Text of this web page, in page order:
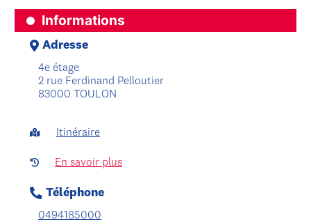
Informations
Adresse
4e étage
2 rue Ferdinand Pelloutier
83000 TOULON
Itinéraire
En savoir plus
Téléphone
0494185000